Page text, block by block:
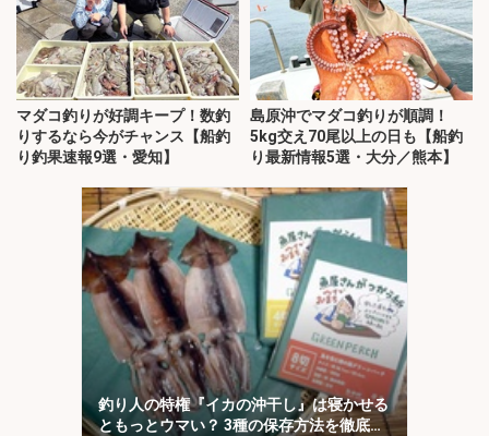
マダコ釣りが好調キープ！数釣
りするなら今がチャンス【船釣
り釣果速報9選・愛知】
島原沖でマダコ釣りが順調！
5kg交え70尾以上の日も【船釣
り最新情報5選・大分／熊本】
釣り人の特権『イカの沖干し』は寝かせる
ともっとウマい？ 3種の保存方法を徹底検